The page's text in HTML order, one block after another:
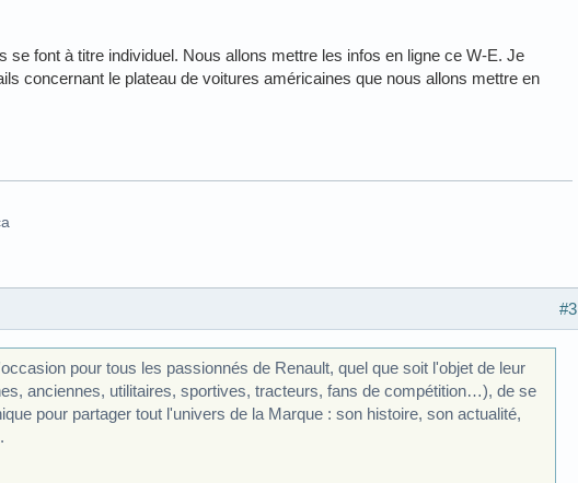
se font à titre individuel. Nous allons mettre les infos en ligne ce W-E. Je
concernant le plateau de voitures américaines que nous allons mettre en
#3
pour tous les passionnés de Renault, quel que soit l'objet de leur
anciennes, utilitaires, sportives, tracteurs, fans de compétition…), de se
pour partager tout l'univers de la Marque : son histoire, son actualité,